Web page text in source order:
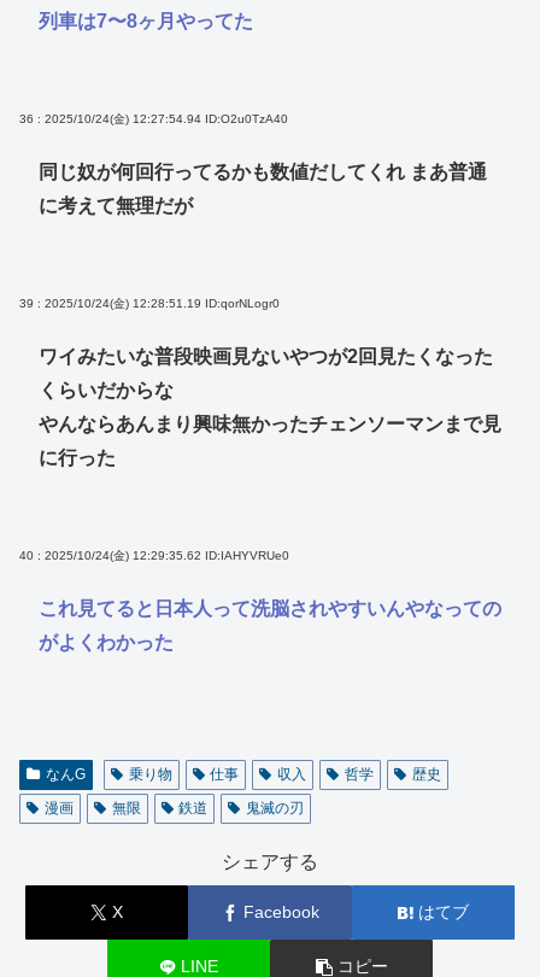
列車は7〜8ヶ月やってた
36 : 2025/10/24(金) 12:27:54.94 ID:O2u0TzA40
同じ奴が何回行ってるかも数値だしてくれ まあ普通
に考えて無理だが
39 : 2025/10/24(金) 12:28:51.19 ID:qorNLogr0
ワイみたいな普段映画見ないやつが2回見たくなった
くらいだからな
やんならあんまり興味無かったチェンソーマンまで見
に行った
40 : 2025/10/24(金) 12:29:35.62 ID:IAHYVRUe0
これ見てると日本人って洗脳されやすいんやなっての
がよくわかった
なんG 乗り物 仕事 収入 哲学
歴史
漫画
無限 鉄道 鬼滅の刃
シェアする
X Facebook はてブ
LINE コピー